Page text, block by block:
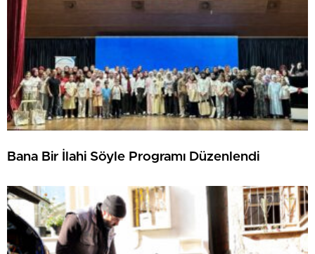
Bana Bir İlahi Söyle Programı Düzenlendi